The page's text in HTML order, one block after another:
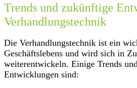
Trends und zukünftige
Verhandlungstechnik
Die Verhandlungstechnik ist ein
Geschäftslebens und wird sich in
weiterentwickeln. Einige Trends
Entwicklungen sind: